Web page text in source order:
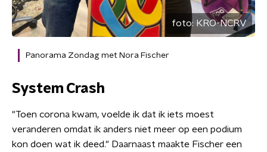
foto: KRO-NCRV
Panorama Zondag met Nora Fischer
System Crash
"Toen corona kwam, voelde ik dat ik iets moest
veranderen omdat ik anders niet meer op een podium
kon doen wat ik deed." Daarnaast maakte Fischer een